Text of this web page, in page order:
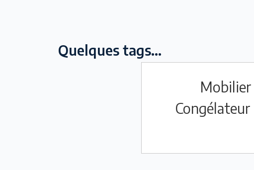
Quelques tags...
Mobilier
Congélateur